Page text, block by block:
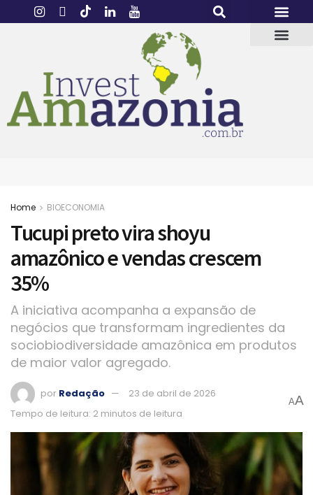
Home BIOECONOMIA
Tucupi preto vira shoyu
amazônico e vendas crescem
35%
A iniciativa acompanha a expansão de
negócios que transformam ingredientes da
sociobiodiversidade amazônica em produtos
de maior valor agregado.
por Redação
23 de abril de 2026
Tempo de leitura: 2 minutos de leitura
AA